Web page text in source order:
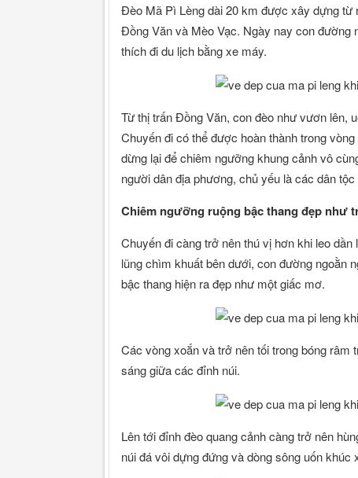
Đèo Mã Pì Lèng dài 20 km được xây dựng
Đồng Văn và Mèo Vạc. Ngày nay con đường
thích đi du lịch bằng xe máy.
Từ thị trấn Đồng Văn, con đèo như vươn lên,
Chuyến đi có thể được hoàn thành trong
dừng lại để chiêm ngưỡng khung cảnh vô
người dân địa phương, chủ yếu là các dân
Chiêm ngưỡng ruộng bậc thang đẹp như
Chuyến đi càng trở nên thú vị hơn khi leo
lũng chìm khuất bên dưới, con đường ngoằn
bậc thang hiện ra đẹp như một giấc mơ.
Các vòng xoắn và trở nên tối trong bóng
sáng giữa các đỉnh núi.
Lên tới đỉnh đèo quang cảnh càng trở nên
núi đá vôi dựng đứng và dòng sông uốn khúc